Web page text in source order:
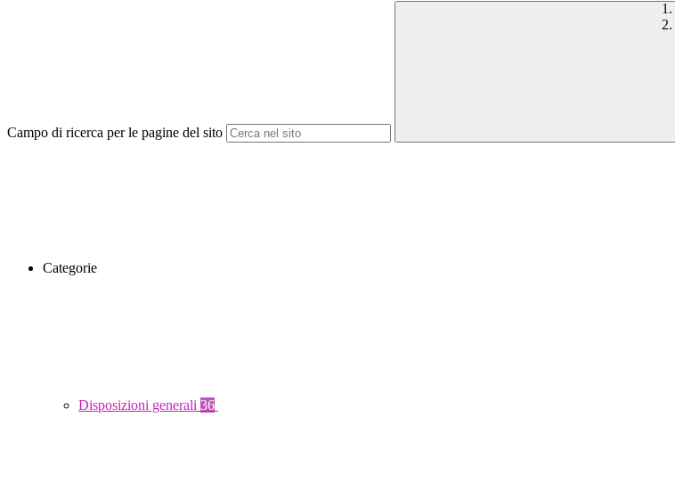
Campo di ricerca per le pagine del sito
Categorie
Disposizioni generali 36